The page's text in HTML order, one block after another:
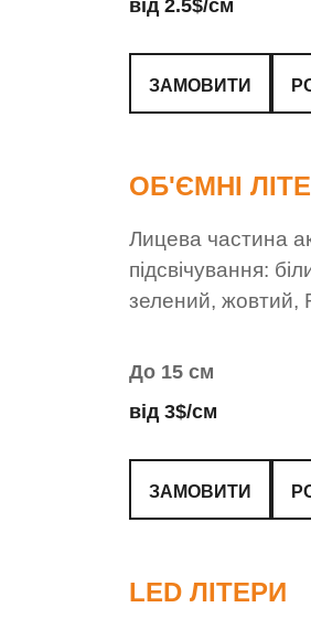
від 2.5$/см
ЗАМОВИТИ
ОБ'ЄМНІ
Лицева частина
підсвічування:
зелений, жовтий,
До 15 см
від 3$/см
ЗАМОВИТИ
LED ЛІТЕРИ